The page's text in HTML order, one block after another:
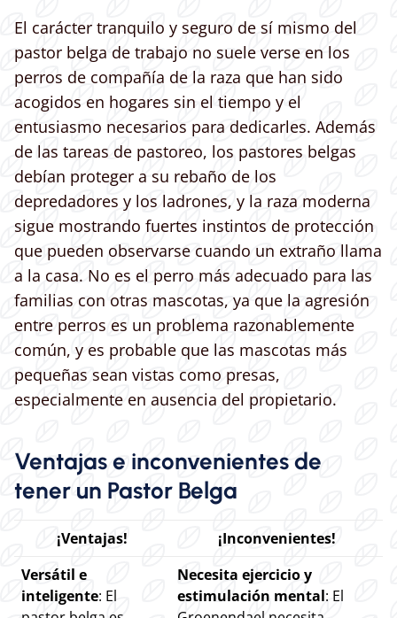
El carácter tranquilo y seguro de sí mismo del
pastor belga de trabajo no suele verse en los
perros de compañía de la raza que han sido
acogidos en hogares sin el tiempo y el
entusiasmo necesarios para dedicarles. Además
de las tareas de pastoreo, los pastores belgas
debían proteger a su rebaño de los
depredadores y los ladrones, y la raza moderna
sigue mostrando fuertes instintos de protección
que pueden observarse cuando un extraño llama
a la casa. No es el perro más adecuado para las
familias con otras mascotas, ya que la agresión
entre perros es un problema razonablemente
común, y es probable que las mascotas más
pequeñas sean vistas como presas,
especialmente en ausencia del propietario.
Ventajas e inconvenientes de
tener un Pastor Belga
¡Ventajas!
¡Inconvenientes!
Versátil e
inteligente: El
Necesita ejercicio y
estimulación mental: El